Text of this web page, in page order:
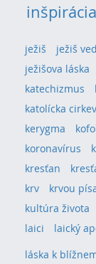
inšpirácia
ježiš
ježiš
ježišova láska
katechizmus
katolícka cirkev
kerygma
koronavírus
kresťan
krv
krvou
kultúra života
laici
laický
láska k